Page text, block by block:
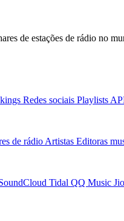
de estações de rádio no
Redes sociais Playlists
de rádio Artistas Editoras
Tidal QQ Music